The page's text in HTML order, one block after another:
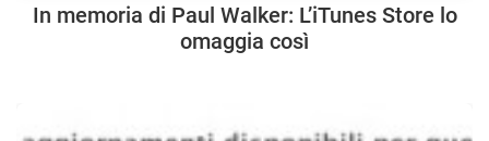
In memoria di Paul Walker: L’iTunes Store lo
omaggia così